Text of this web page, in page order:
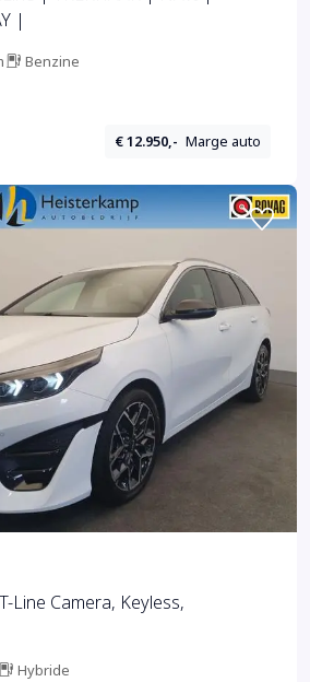
|
Benzine
€ 12.950,- Marge auto
Line Camera, Keyless,
Hybride